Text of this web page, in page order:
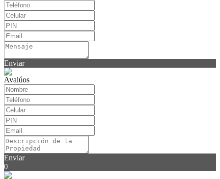
Enviar
Avalúos
Enviar
0